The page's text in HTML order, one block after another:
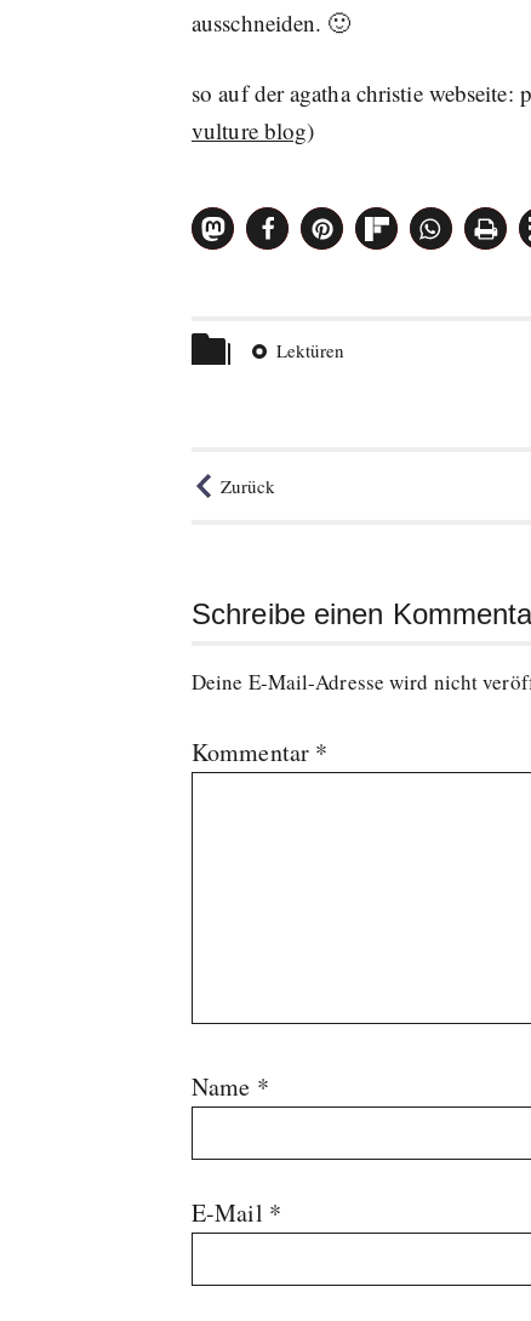
ausschneiden. 🙂
so auf der agatha christie
vulture blog)
Beitrag
teilen
Themen
Lektüren
Zurück
Schreibe einen
Deine E-Mail-Adresse wird nicht
Kommentar *
Name *
E-Mail *